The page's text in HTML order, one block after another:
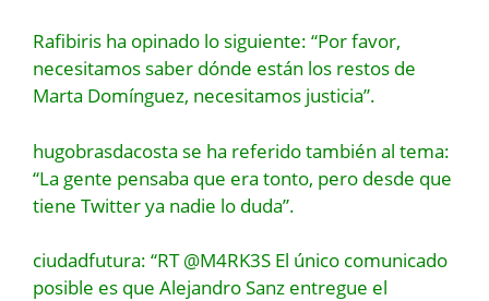
Rafibiris ha opinado lo siguiente: “Por favor,
necesitamos saber dónde están los restos de
Marta Domínguez, necesitamos justicia”.
hugobrasdacosta se ha referido también al tema:
“La gente pensaba que era tonto, pero desde que
tiene Twitter ya nadie lo duda”.
ciudadfutura: “RT @M4RK3S El único comunicado
posible es que Alejandro Sanz entregue el